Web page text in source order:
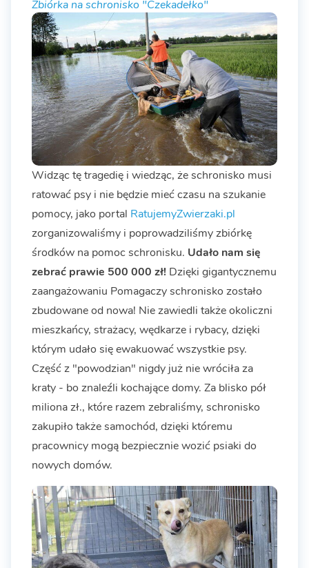
Zbiórka na schronisko "Czekadełko"
Widząc tę tragedię i wiedząc, że schronisko musi
ratować psy i nie będzie mieć czasu na szukanie
pomocy, jako portal RatujemyZwierzaki.pl
zorganizowaliśmy i poprowadziliśmy zbiórkę
środków na pomoc schronisku. Udało nam się
zebrać prawie 500 000 zł! Dzięki gigantycznemu
zaangażowaniu Pomagaczy schronisko zostało
zbudowane od nowa! Nie zawiedli także okoliczni
mieszkańcy, strażacy, wędkarze i rybacy, dzięki
którym udało się ewakuować wszystkie psy.
Część z "powodzian" nigdy już nie wróciła za
kraty - bo znaleźli kochające domy. Za blisko pół
miliona zł., które razem zebraliśmy, schronisko
zakupiło także samochód, dzięki któremu
pracownicy mogą bezpiecznie wozić psiaki do
nowych domów.